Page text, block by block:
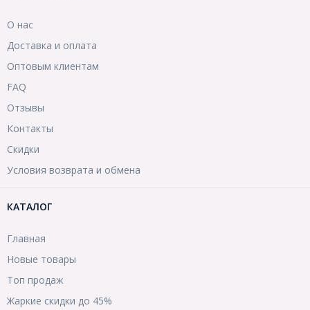
О нас
Доставка и оплата
Оптовым клиентам
FAQ
Отзывы
Контакты
Скидки
Условия возврата и обмена
КАТАЛОГ
Главная
Новые товары
Топ продаж
Жаркие скидки до 45%